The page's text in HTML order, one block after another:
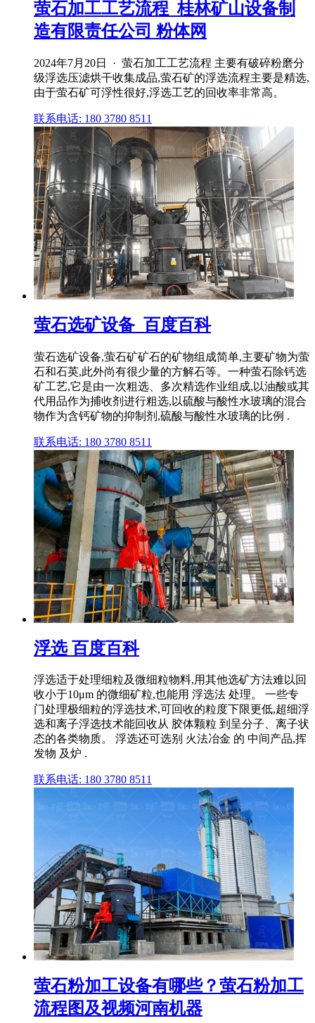
萤石加工工艺流程_桂林矿山设备制
造有限责任公司 粉体网
2024年7月20日 · 萤石加工工艺流程 主要有破碎粉磨分
级浮选压滤烘干收集成品,萤石矿的浮选流程主要是精选,
由于萤石矿可浮性很好,浮选工艺的回收率非常高。
联系电话: 180 3780 8511
萤石选矿设备_百度百科
萤石选矿设备,萤石矿矿石的矿物组成简单,主要矿物为萤
石和石英,此外尚有很少量的方解石等。一种萤石除钙选
矿工艺,它是由一次粗选、多次精选作业组成,以油酸或其
代用品作为捕收剂进行粗选,以硫酸与酸性水玻璃的混合
物作为含钙矿物的抑制剂,硫酸与酸性水玻璃的比例 .
联系电话: 180 3780 8511
浮选 百度百科
浮选适于处理细粒及微细粒物料,用其他选矿方法难以回
收小于10μm 的微细矿粒,也能用 浮选法 处理。 一些专
门处理极细粒的浮选技术,可回收的粒度下限更低,超细浮
选和离子浮选技术能回收从 胶体颗粒 到呈分子、离子状
态的各类物质。 浮选还可选别 火法冶金 的 中间产品,挥
发物 及炉 .
联系电话: 180 3780 8511
萤石粉加工设备有哪些？萤石粉加工
流程图及视频河南机器